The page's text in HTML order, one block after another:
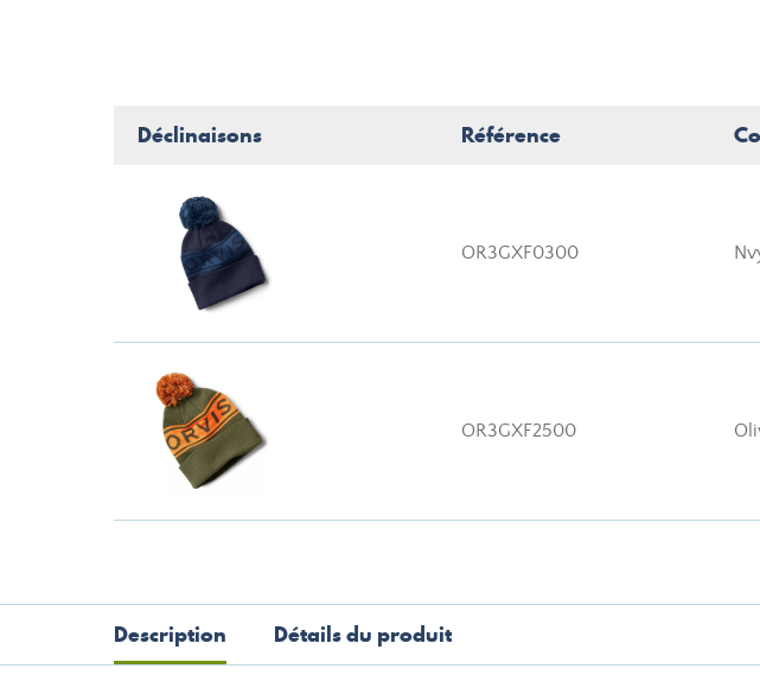
Déclinaisons Référence
OR3GXF0300
OR3GXF2500
Description Détails du produit